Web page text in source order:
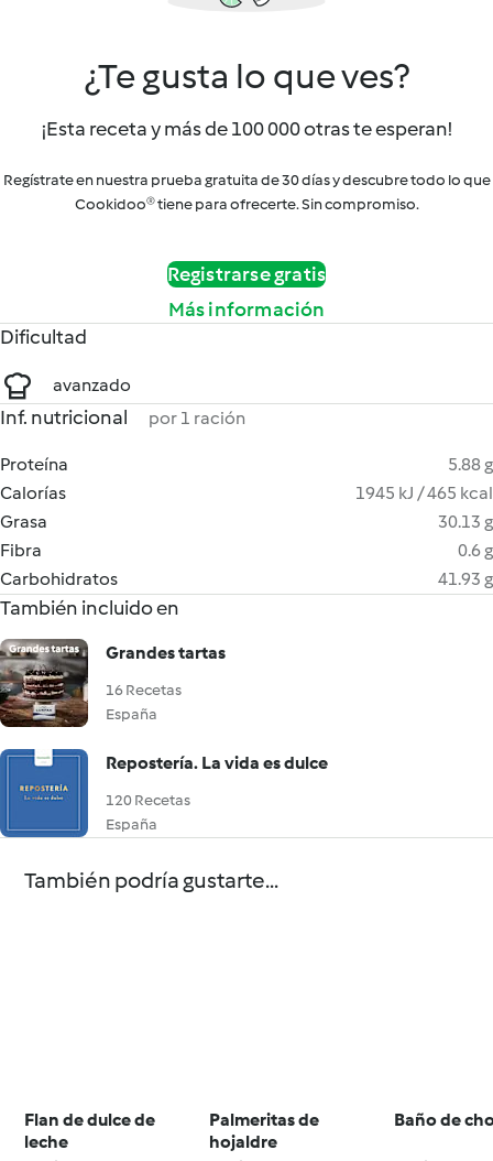
¿Te gusta lo que ves?
¡Esta receta y más de 100 000 otras te esperan!
Regístrate en nuestra prueba gratuita de 30 días y descubre todo lo que
Cookidoo® tiene para ofrecerte. Sin compromiso.
Registrarse gratis
Más información
Dificultad
avanzado
Inf. nutricional por 1 ración
Proteína
5.88 g
Calorías
1945 kJ / 465 kcal
Grasa
30.13 g
Fibra
0.6 g
Carbohidratos
41.93 g
También incluido en
Grandes tartas
16 Recetas
España
Repostería. La vida es dulce
120 Recetas
España
También podría gustarte...
Flan de dulce de
leche
Palmeritas de
hojaldre
Baño de